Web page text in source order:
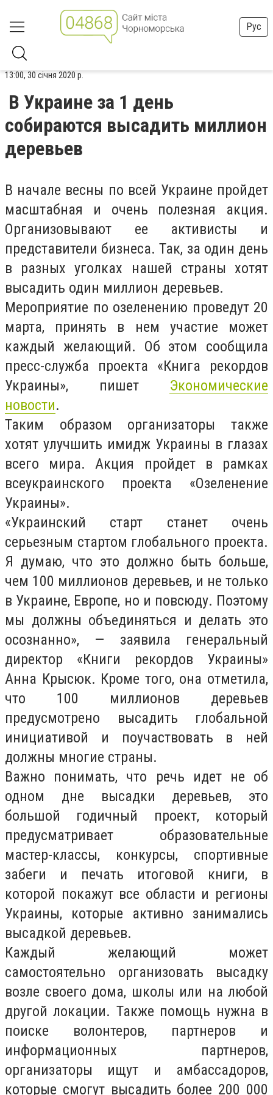
Рус
13:00, 30 січня 2020 р.
В Украине за 1 день
собираются высадить миллион
деревьев
В начале весны по всей Украине пройдет
масштабная и очень полезная акция.
Организовывают ее активисты и
представители бизнеса. Так, за один день
в разных уголках нашей страны хотят
высадить один миллион деревьев.
Мероприятие по озеленению проведут 20
марта, принять в нем участие может
каждый желающий. Об этом сообщила
пресс-служба проекта «Книга рекордов
Украины», пишет Экономические
новости.
Таким образом организаторы также
хотят улучшить имидж Украины в глазах
всего мира. Акция пройдет в рамках
всеукраинского проекта «Озеленение
Украины».
«Украинский старт станет очень
серьезным стартом глобального проекта.
Я думаю, что это должно быть больше,
чем 100 миллионов деревьев, и не только
в Украине, Европе, но и повсюду. Поэтому
мы должны объединяться и делать это
осознанно», — заявила генеральный
директор «Книги рекордов Украины»
Анна Крысюк. Кроме того, она отметила,
что 100 миллионов деревьев
предусмотрено высадить глобальной
инициативой и поучаствовать в ней
должны многие страны.
Важно понимать, что речь идет не об
одном дне высадки деревьев, это
большой годичный проект, который
предусматривает образовательные
мастер-классы, конкурсы, спортивные
забеги и печать итоговой книги, в
которой покажут все области и регионы
Украины, которые активно занимались
высадкой деревьев.
Каждый желающий может
самостоятельно организовать высадку
возле своего дома, школы или на любой
другой локации. Также помощь нужна в
поиске волонтеров, партнеров и
информационных партнеров,
организаторы ищут и амбассадоров,
которые смогут высадить более 200 000